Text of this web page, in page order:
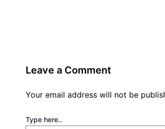
Leave a Comment
Your email address will not be
Type here..